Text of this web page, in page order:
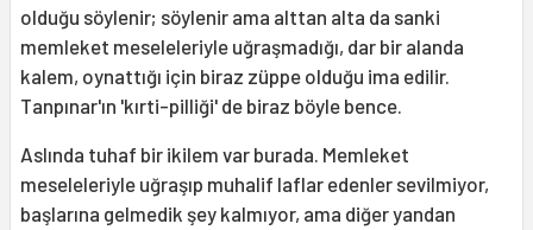
olduğu söylenir; söylenir ama alttan alta da sanki
memleket meseleleriyle uğraşmadığı, dar bir alanda
kalem, oynattığı için biraz züppe olduğu ima edilir.
Tanpınar'ın 'kırti-pilliği' de biraz böyle bence.
Aslında tuhaf bir ikilem var burada. Memleket
meseleleriyle uğraşıp muhalif laflar edenler sevilmiyor,
başlarına gelmedik şey kalmıyor, ama diğer yandan